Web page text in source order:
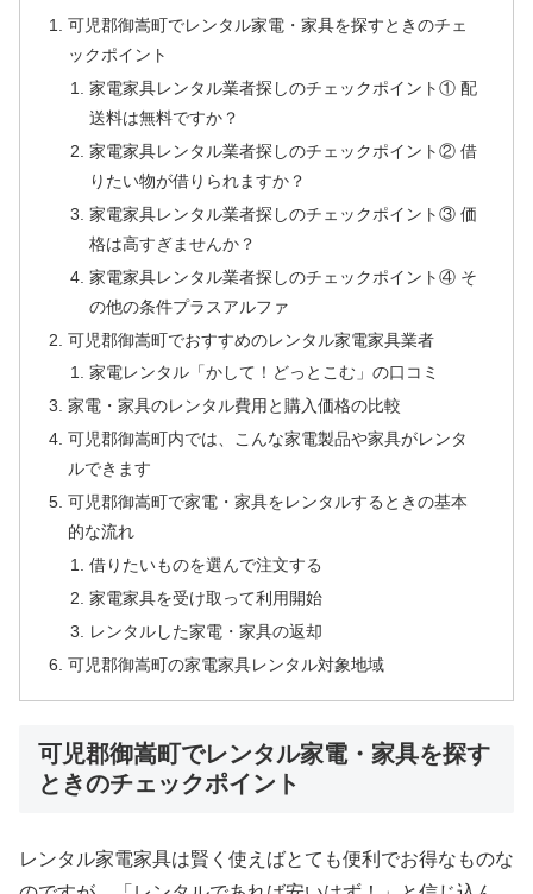
可児郡御嵩町でレンタル家電・家具を探すときのチェ
ックポイント
家電家具レンタル業者探しのチェックポイント① 配
送料は無料ですか？
家電家具レンタル業者探しのチェックポイント② 借
りたい物が借りられますか？
家電家具レンタル業者探しのチェックポイント③ 価
格は高すぎませんか？
家電家具レンタル業者探しのチェックポイント④ そ
の他の条件プラスアルファ
可児郡御嵩町でおすすめのレンタル家電家具業者
家電レンタル「かして！どっとこむ」の口コミ
家電・家具のレンタル費用と購入価格の比較
可児郡御嵩町内では、こんな家電製品や家具がレンタ
ルできます
可児郡御嵩町で家電・家具をレンタルするときの基本
的な流れ
借りたいものを選んで注文する
家電家具を受け取って利用開始
レンタルした家電・家具の返却
可児郡御嵩町の家電家具レンタル対象地域
可児郡御嵩町でレンタル家電・家具を探す
ときのチェックポイント
レンタル家電家具は賢く使えばとても便利でお得なものな